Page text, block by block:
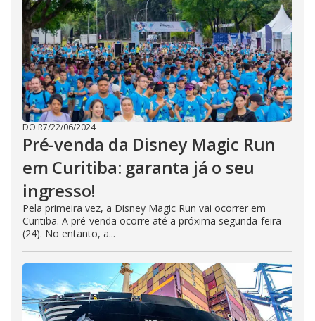
DO R7/22/06/2024
Pré-venda da Disney Magic Run
em Curitiba: garanta já o seu
ingresso!
Pela primeira vez, a Disney Magic Run vai ocorrer em
Curitiba. A pré-venda ocorre até a próxima segunda-feira
(24). No entanto, a...